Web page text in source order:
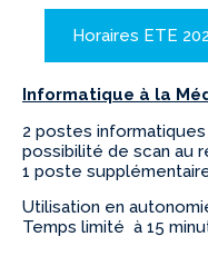
Horaires ETE
Informatique à la
2 postes
possibilité de scan au
1 poste
Utilisation en
Temps limité à 15